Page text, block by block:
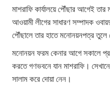
মাশরাফি কার্যালয়ে পৌঁছার আগেই
আওয়ামী লীগের সাধারণ সম্পাদক
পৌঁছালে তার হাতে মনোনয়নপত্র তুলে
মনোনয়ন ফরম কেনার আগে সকালে
করতে গণভবনে যান মাশরাফি। সেখানে
সালাম করে দোয়া নেন।